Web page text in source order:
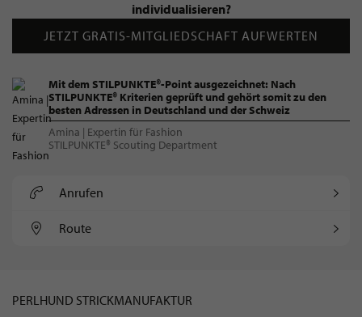
individualisieren?
JETZT GRATIS-MITGLIEDSCHAFT AUFWERTEN
Mit dem STILPUNKTE®-Point ausgezeichnet: Nach
STILPUNKTE® Kriterien geprüft und gehört somit zu den
besten Adressen in Deutschland und der Schweiz
Amina | Expertin für Fashion
STILPUNKTE® Scouting Department
Anrufen
Route
PERLHUND STRICKMANUFAKTUR